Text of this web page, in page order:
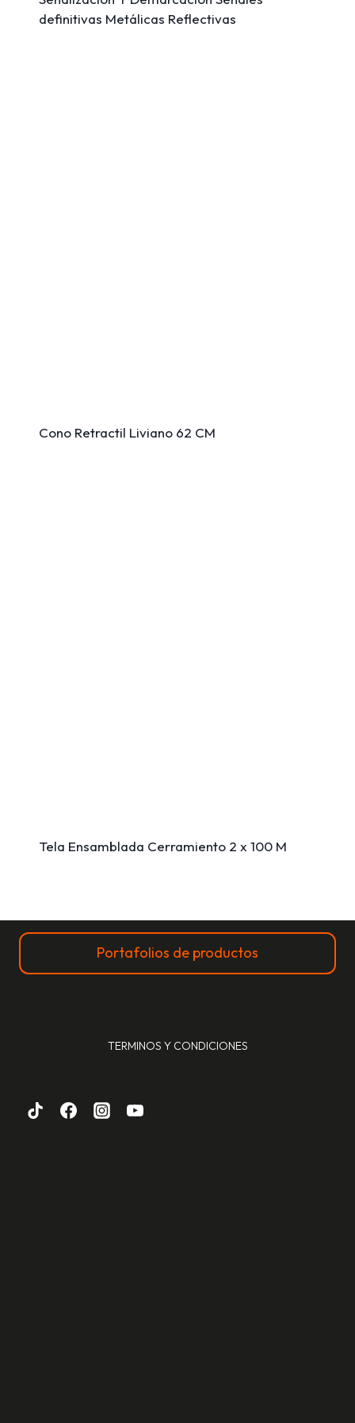
definitivas Metálicas Reflectivas
Cono Retractil Liviano 62 CM
Tela Ensamblada Cerramiento 2 x 100 M
Portafolios de productos
TERMINOS Y CONDICIONES